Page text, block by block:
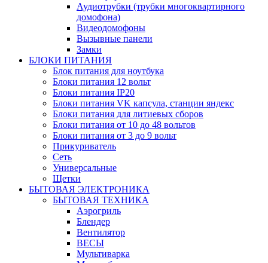
Аудиотрубки (трубки многоквартирного
домофона)
Видеодомофоны
Вызывные панели
Замки
БЛОКИ ПИТАНИЯ
Блок питания для ноутбука
Блоки питания 12 вольт
Блоки питания IP20
Блоки питания VK капсула, станции яндекс
Блоки питания для литиевых сборов
Блоки питания от 10 до 48 вольтов
Блоки питания от 3 до 9 вольт
Прикуриватель
Сеть
Универсальные
Щетки
БЫТОВАЯ ЭЛЕКТРОНИКА
БЫТОВАЯ ТЕХНИКА
Аэрогриль
Блендер
Вентилятор
ВЕСЫ
Мультиварка